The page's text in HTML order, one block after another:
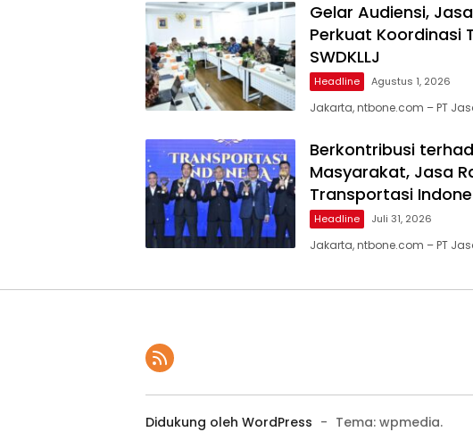
Gelar Audiensi,
Perkuat Koordinasi
SWDKLLJ
Headline Agustus 1, 2026
Jakarta, ntbone.com – PT
Berkontribusi
Masyarakat, Jasa
Transportasi
Headline Juli 31, 2026
Jakarta, ntbone.com – PT
Didukung oleh WordPress - Tema: wpmedia.